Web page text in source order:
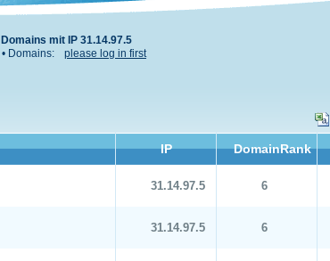
Domains mit IP 31.14.97.5
• Domains:
please log in first
IP DomainRank
31.14.97.5 6
31.14.97.5 6